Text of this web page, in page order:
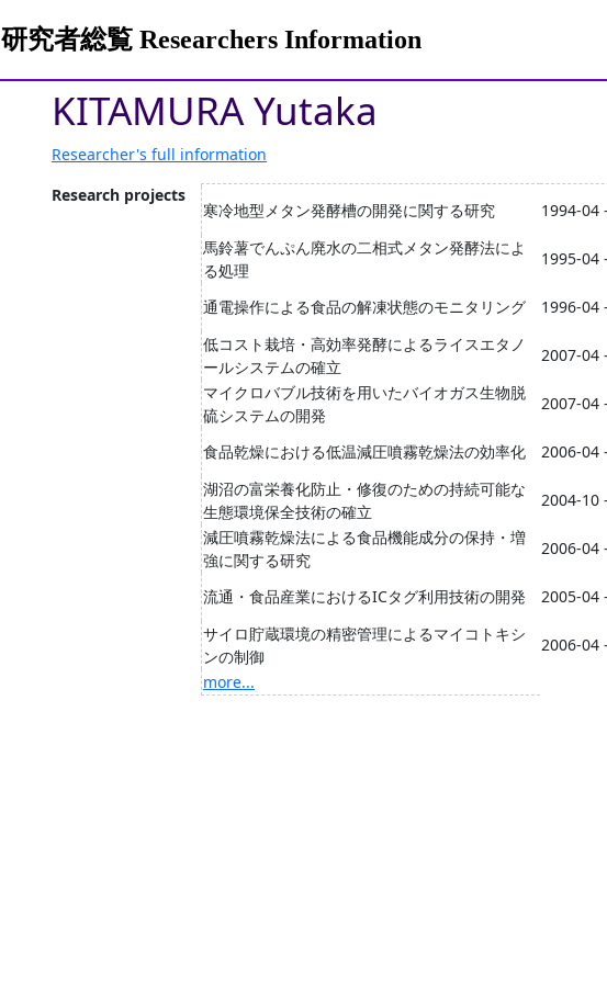
研究者総覧 Researchers Information
KITAMURA Yutaka
Researcher's full information
Research projects
寒冷地型メタン発酵槽の開発に関する研究 1994-04
馬鈴薯でんぷん廃水の二相式メタン発酵法によ
る処理
1995-04
通電操作による食品の解凍状態のモニタリング
1996-04
低コスト栽培・高効率発酵によるライスエタノ
ールシステムの確立
2007-04
マイクロバブル技術を用いたバイオガス生物脱
硫システムの開発
2007-04
食品乾燥における低温減圧噴霧乾燥法の効率化
2006-04
湖沼の富栄養化防止・修復のための持続可能な
生態環境保全技術の確立
2004-10
減圧噴霧乾燥法による食品機能成分の保持・増
強に関する研究
2006-04
流通・食品産業におけるICタグ利用技術の開発
2005-04
サイロ貯蔵環境の精密管理によるマイコトキシ
ンの制御
2006-04
more...